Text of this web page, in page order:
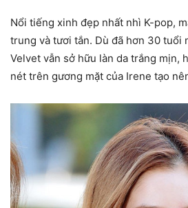
Nổi tiếng xinh đẹp nhất nhì K-pop,
trung và tươi tắn. Dù đã hơn 30 tuổi
Velvet vẫn sở hữu làn da trắng mịn,
nét trên gương mặt của Irene tạo